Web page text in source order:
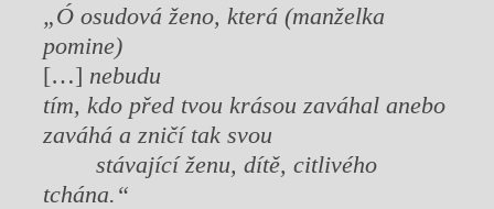
„Ó osudová ženo, která (manželka
pomine)
[…] nebudu
tím, kdo před tvou krásou zaváhal anebo
zaváhá a zničí tak svou
stávající ženu, dítě, citlivého
tchána.“